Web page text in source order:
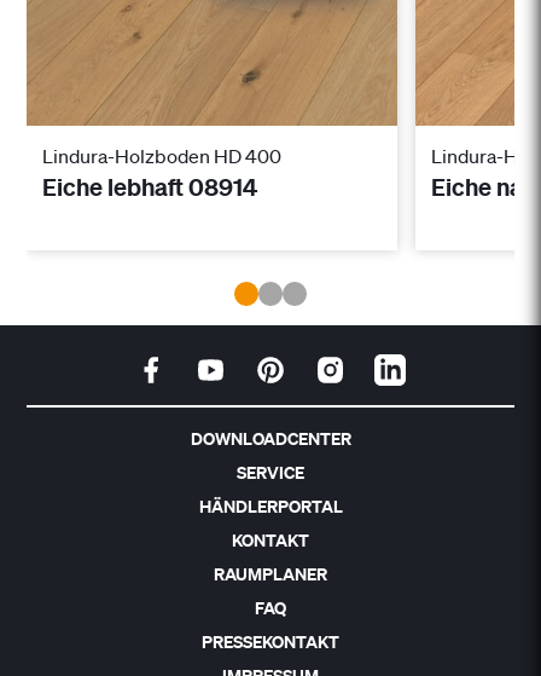
Lindura-Holzboden HD 400
Eiche lebhaft 08914
Lindura-
Eiche
DOWNLOADCENTER
SERVICE
HÄNDLERPORTAL
KONTAKT
RAUMPLANER
FAQ
PRESSEKONTAKT